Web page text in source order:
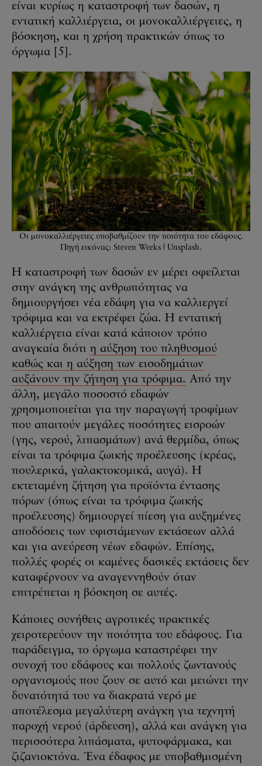
είναι κυρίως η καταστροφή των δασών, η
εντατική καλλιέργεια, οι μονοκαλλιέργειες, η
βόσκηση, και η χρήση πρακτικών όπως το
όργωμα [5].
Οι μονοκαλλιέργειες υποβαθμίζουν την ποιότητα του εδάφους.
Πηγή εικόνας: Steven Weeks | Unsplash.
Η καταστροφή των δασών εν μέρει οφείλεται
στην ανάγκη της ανθρωπότητας να
δημιουργήσει νέα εδάφη για να καλλιεργεί
τρόφιμα και να εκτρέφει ζώα. Η εντατική
καλλιέργεια είναι κατά κάποιον τρόπο
αναγκαία διότι η αύξηση του πληθυσμού
καθώς και η αύξηση των εισοδημάτων
αυξάνουν την ζήτηση για τρόφιμα. Από την
άλλη, μεγάλο ποσοστό εδαφών
χρησιμοποιείται για την παραγωγή τροφίμων
που απαιτούν μεγάλες ποσότητες εισροών
(γης, νερού, λιπασμάτων) ανά θερμίδα, όπως
είναι τα τρόφιμα ζωικής προέλευσης (κρέας,
πουλερικά, γαλακτοκομικά, αυγά). Η
εκτεταμένη ζήτηση για προϊόντα έντασης
πόρων (όπως είναι τα τρόφιμα ζωικής
προέλευσης) δημιουργεί πίεση για αυξημένες
αποδόσεις των υφιστάμενων εκτάσεων αλλά
και για ανεύρεση νέων εδαφών. Επίσης,
πολλές φορές οι καμένες δασικές εκτάσεις δεν
καταφέρνουν να αναγεννηθούν όταν
επιτρέπεται η βόσκηση σε αυτές.
Κάποιες συνήθεις αγροτικές πρακτικές
χειροτερεύουν την ποιότητα του εδάφους. Για
παράδειγμα, το όργωμα καταστρέφει την
συνοχή του εδάφους και πολλούς ζωντανούς
οργανισμούς που ζουν σε αυτό και μειώνει την
δυνατότητά του να διακρατά νερό με
αποτέλεσμα μεγαλύτερη ανάγκη για τεχνητή
παροχή νερού (άρδευση), αλλά και ανάγκη για
περισσότερα λιπάσματα, φυτοφάρμακα, και
ζιζανιοκτόνα. Ένα έδαφος με υποβαθμισμένη